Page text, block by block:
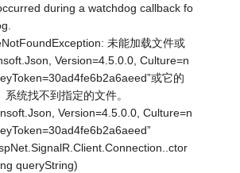
during a watchdog callback fo
未能加载文件或
Version=4.5.0.0, Culture=n
或它的
统找不到指定的文件。
Version=4.5.0.0, Culture=n
queryString)